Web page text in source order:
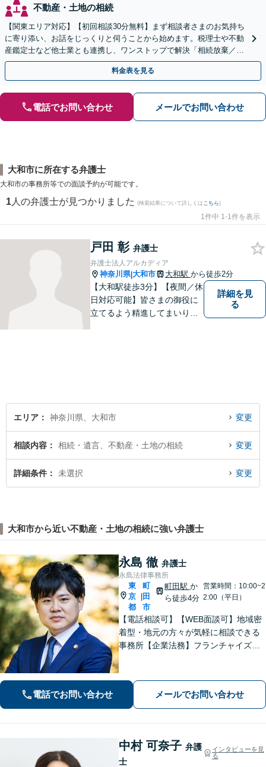
不動産・土地の相続
【関東エリア対応】【初回相談30分無料】まず相談者さまのお気持ち
に寄り添い、お話をじっくりと伺うことから始めます。税理士や不動
産鑑定士など他士業とも連携し、ワンストップで解決「相続放棄／遺
言書作成／遺留分侵害額請求／使い込み・寄与分など」
料金表を見る
電話でお問い合わせ メールでお問い合わせ
大和市に所在する弁護士
大和市の事務所等での面談予約が可能です。
1 人の弁護士が見つかりました (検索結果について詳しくは こちら)
1件中 1-1件を表示
戸田 彰 弁護士
弁護士法人アルカディア
神奈川県|大和市 大和駅 から徒歩2分
【大和駅徒歩3分】【夜間／休
日対応可能】皆さまの御役に
立てるよう精進してまいりま
詳細を見
る
エリア 神奈川県、大和市 変更
相談内容 相続・遺言、不動産・土地の相続 変更
詳細条件 未選択 変更
大和市から近い不動産・土地の相続に強い弁護士
永島 徹 弁護士
永島法律事務所
東
京
都
町
田
市
町田駅 か
ら徒歩4分
営業時間：10:00~2
2:00（平日）
【電話相談可】【WEB面談可】地域密
着型・地元の方々が気軽に相談できる
事務所【企業法務】フランチャイズ・
室】【町田駅4分】
電話でお問い合わせ メールでお問い合わせ
中村 可奈子 弁護
士
インタビューを見
る